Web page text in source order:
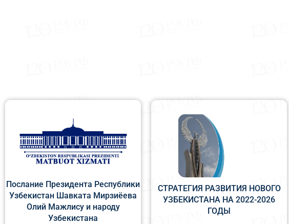
Послание Президента Республики
Узбекистан Шавката Мирзиёева
Олий Мажлису и народу
Узбекистана
СТРАТЕГИЯ РАЗВИТИЯ НОВОГО
УЗБЕКИСТАНА НА 2022-2026
ГОДЫ